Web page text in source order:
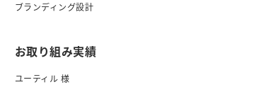
ブランディング設計
お取り組み実績
ユーティル 様